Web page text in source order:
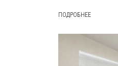
ПОДРОБНЕЕ